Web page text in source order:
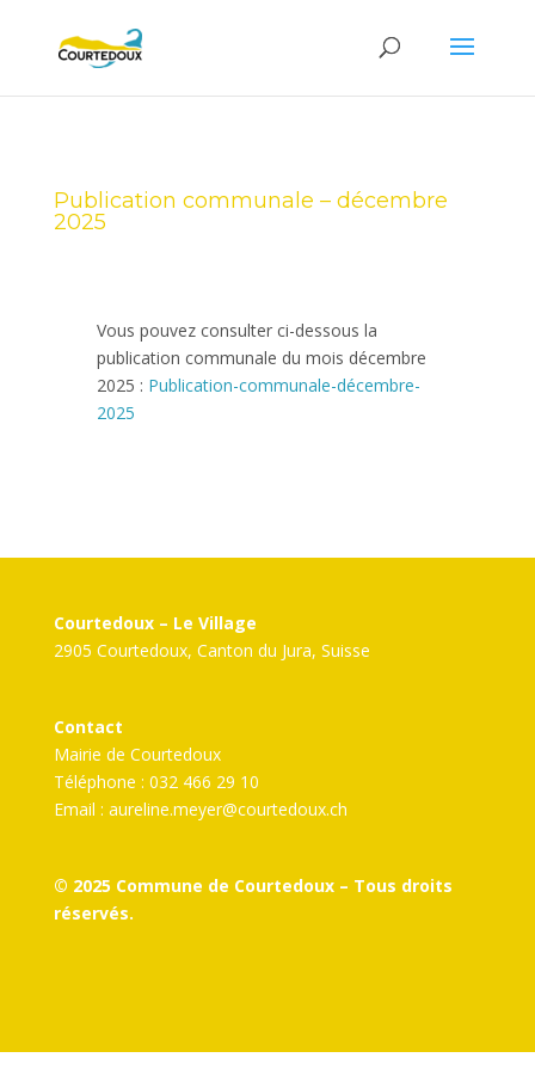
Publication communale – décembre
2025
Vous pouvez consulter ci-dessous la
publication communale du mois décembre
2025 : Publication-communale-décembre-
2025
Courtedoux – Le Village
2905 Courtedoux, Canton du Jura, Suisse
Contact
Mairie de Courtedoux
Téléphone : 032 466 29 10
Email : aureline.meyer@courtedoux.ch
© 2025 Commune de Courtedoux – Tous droits
réservés.